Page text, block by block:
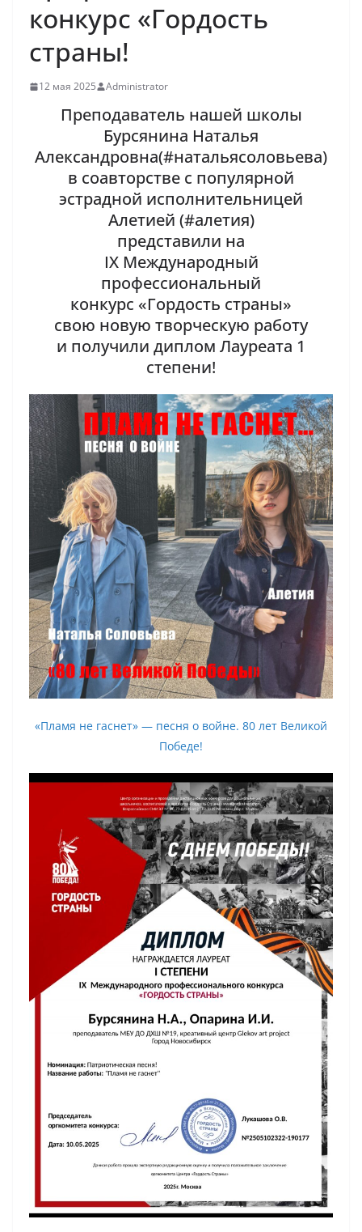
конкурс «Гордость
страны!
12 мая 2025 Administrator
Преподаватель нашей школы
Бурсянина Наталья
Александровна(#натальясоловьева)
в соавторстве с популярной
эстрадной исполнительницей
Алетией (#алетия)
представили на
IX Международный
профессиональный
конкурс «Гордость страны»
свою новую творческую работу
и получили диплом Лауреата 1
степени!
«Пламя не гаснет» — песня о войне. 80 лет Великой
Победе!